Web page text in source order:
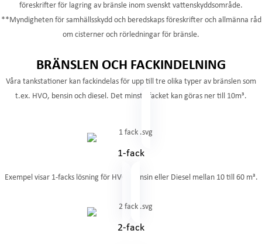
föreskrifter för lagring av bränsle inom svenskt vattenskyddsområde.
**Myndigheten för samhällsskydd och beredskaps föreskrifter och allmänna råd
om cisterner och rörledningar för bränsle.
BRÄNSLEN OCH FACKINDELNING
Våra tankstationer kan fackindelas för upp till tre olika typer av bränslen som
t.ex. HVO, bensin och diesel. Det minsta facket kan göras ner till 10m³.
1-fack
Exempel visar 1-facks lösning för HVO, Bensin eller Diesel mellan 10 till 60 m³.
2-fack